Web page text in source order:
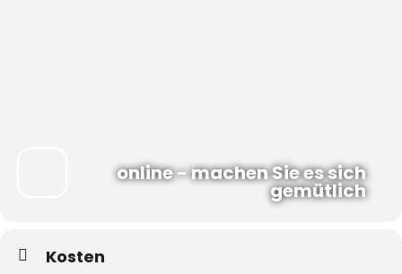
online - machen Sie es sich
gemütlich
Kosten